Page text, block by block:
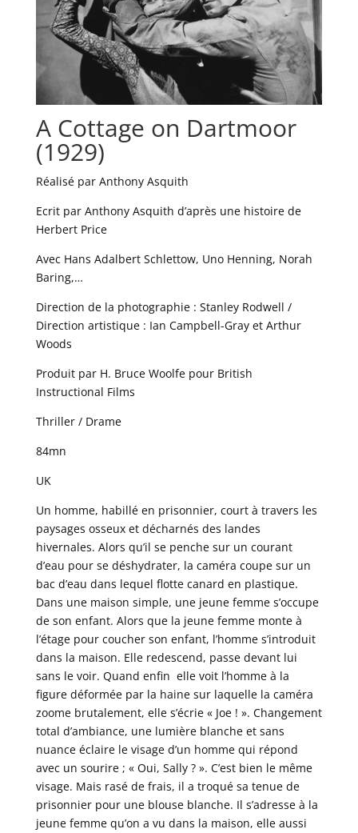
A Cottage on Dartmoor
(1929)
Réalisé par Anthony Asquith
Ecrit par Anthony Asquith d’après une histoire de
Herbert Price
Avec Hans Adalbert Schlettow, Uno Henning, Norah
Baring,…
Direction de la photographie : Stanley Rodwell /
Direction artistique : Ian Campbell-Gray et Arthur
Woods
Produit par H. Bruce Woolfe pour British
Instructional Films
Thriller / Drame
84mn
UK
Un homme, habillé en prisonnier, court à travers les
paysages osseux et décharnés des landes
hivernales. Alors qu’il se penche sur un courant
d’eau pour se déshydrater, la caméra coupe sur un
bac d’eau dans lequel flotte canard en plastique.
Dans une maison simple, une jeune femme s’occupe
de son enfant. Alors que la jeune femme monte à
l’étage pour coucher son enfant, l’homme s’introduit
dans la maison. Elle redescend, passe devant lui
sans le voir. Quand enfin elle voit l’homme à la
figure déformée par la haine sur laquelle la caméra
zoome brutalement, elle s’écrie « Joe ! ». Changement
total d’ambiance, une lumière blanche et sans
nuance éclaire le visage d’un homme qui répond
avec un sourire ; « Oui, Sally ? ». C’est bien le même
visage. Mais rasé de frais, il a troqué sa tenue de
prisonnier pour une blouse blanche. Il s’adresse à la
jeune femme qu’on a vu dans la maison, elle aussi